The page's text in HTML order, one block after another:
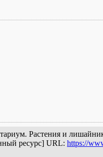
Растения и
ресурс] URL: https://